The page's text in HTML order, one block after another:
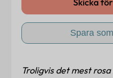
Skicka
Spara
Troligvis det mest